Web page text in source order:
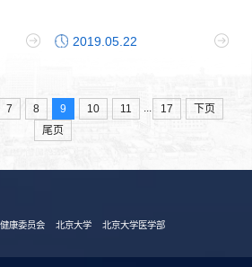
2019.05.22
7 8 9 10 11 17
下页
尾页
康委员会 北京大学 北京大学医学部